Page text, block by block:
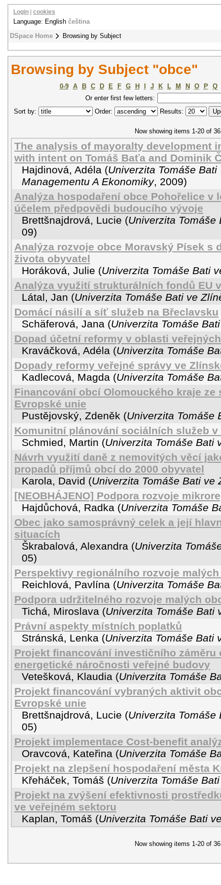
DSpace Home Browsing by Subject
Login cookies
Language: English čeština
Browsing by Subject "obce"
0-9 A B C D E F G H J K L M N O P
Q
Or enter first few letters:
Sort by:
Order: Results:
Now showing items 1-20 of 36
The analysis of mayoralty development
with intent on Tomáš Baťa and Dominik
Hajdinová, Adéla (Univerzita Tomáše
Managementu A Ekonomiky, 2009)
Analýza hospodaření obce Pohořelice v
účelem předpovědi budoucího vývoje
Brettšnajdrová, Lucie (Univerzita Tomáše
09)
Analýza rozvoje obce Moravský Písek s
života obyvatel
Horáková, Julie (Univerzita Tomáše Bati
Analýza využití strukturálních fondů EU
Látal, Jan (Univerzita Tomáše Bati ve
Domácí násilí a síť služeb na Břeclavsku
Schäferová, Jana (Univerzita Tomáše
Dopad účetní reformy v oblasti
Kraváčková, Adéla (Univerzita Tomáše
Dopady reformy veřejné správy ve
Kadlecová, Magda (Univerzita Tomáše
Financování obcí Olomouckého kraje
Evropské unie
Pustějovský, Zdeněk (Univerzita Tomáše
Komunitní plánování sociálních služeb v
Schmied, Martin (Univerzita Tomáše Bati
Návrh využití daně z nemovitých věcí
propadů příjmů obcí do 2000 obyvatel
Karola, David (Univerzita Tomáše Bati ve
[NEOBHÁJENO] Podpora rozvoje
Hajdůchová, Radka (Univerzita Tomáše
Obec jako samosprávný celek a její
situacích
Škrabalová, Alexandra (Univerzita
05)
Perspektivy regionálního rozvoje
Reichlová, Pavlína (Univerzita Tomáše
Podpora udržitelného rozvoje malých
Tichá, Miroslava (Univerzita Tomáše Bati
Právní aspekty místních poplatků
Stránská, Lenka (Univerzita Tomáše Bati
Projekt financování investičního záměru
energetické náročnosti veřejné budovy
Vetešková, Klaudia (Univerzita Tomáše
Projekt financování vybraných aktivit
Evropské unie
Brettšnajdrová, Lucie (Univerzita Tomáše
05)
Projekt implementace Cost-benefit
Oravcová, Kateřina (Univerzita Tomáše
Projekt na zlepšení hospodaření města
Křeháček, Tomáš (Univerzita Tomáše
Projekt na zvýšení efektivnosti
ve veřejném sektoru
Kaplan, Tomáš (Univerzita Tomáše Bati
Now showing items 1-20 of 36